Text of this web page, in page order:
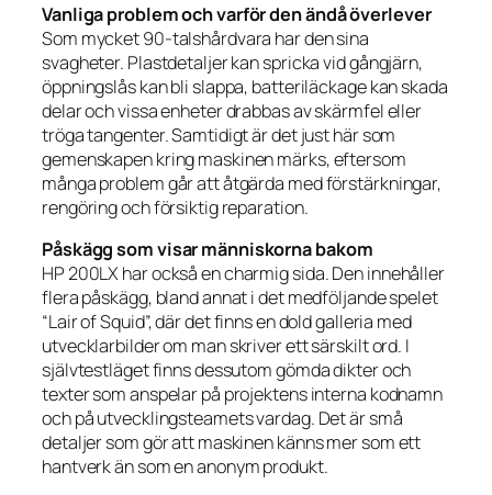
Vanliga problem och varför den ändå överlever
Som mycket 90-talshårdvara har den sina
svagheter. Plastdetaljer kan spricka vid gångjärn,
öppningslås kan bli slappa, batteriläckage kan skada
delar och vissa enheter drabbas av skärmfel eller
tröga tangenter. Samtidigt är det just här som
gemenskapen kring maskinen märks, eftersom
många problem går att åtgärda med förstärkningar,
rengöring och försiktig reparation.
Påskägg som visar människorna bakom
HP 200LX har också en charmig sida. Den innehåller
flera påskägg, bland annat i det medföljande spelet
“Lair of Squid”, där det finns en dold galleria med
utvecklarbilder om man skriver ett särskilt ord. I
självtestläget finns dessutom gömda dikter och
texter som anspelar på projektens interna kodnamn
och på utvecklingsteamets vardag. Det är små
detaljer som gör att maskinen känns mer som ett
hantverk än som en anonym produkt.